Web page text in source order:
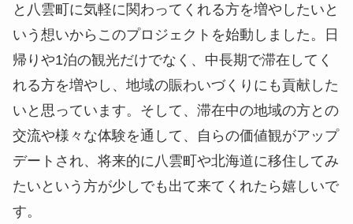
と八雲町に気軽に関わってくれる方を増やしたいと
いう想いからこのプロジェクトを始動しました。日
帰りや1泊の観光だけでなく、中長期で滞在してく
れる方を増やし、地域の賑わいづくりにも貢献した
いと思っています。そして、滞在中の地域の方との
交流や様々な体験を通して、自らの価値観がアップ
デートされ、将来的に八雲町や北海道に移住してみ
たいという方が少しでも出て来てくれたら嬉しいで
す。